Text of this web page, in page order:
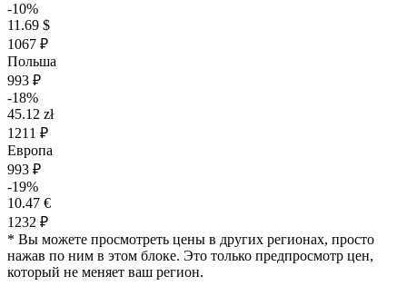
-10%
11.69 $
1067 ₽
Польша
993 ₽
-18%
45.12 zł
1211 ₽
Европа
993 ₽
-19%
10.47 €
1232 ₽
* Вы можете просмотреть цены в других регионах, просто
нажав по ним в этом блоке. Это только предпросмотр цен,
который не меняет ваш регион.